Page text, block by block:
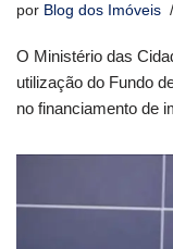
por Blog dos Imóveis
O Ministério das
utilização do Fundo
no financiamento de